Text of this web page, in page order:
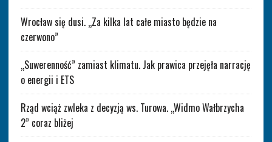
Wrocław się dusi. „Za kilka lat całe miasto będzie na
czerwono”
„Suwerenność” zamiast klimatu. Jak prawica przejęła narrację
o energii i ETS
Rząd wciąż zwleka z decyzją ws. Turowa. „Widmo Wałbrzycha
2” coraz bliżej